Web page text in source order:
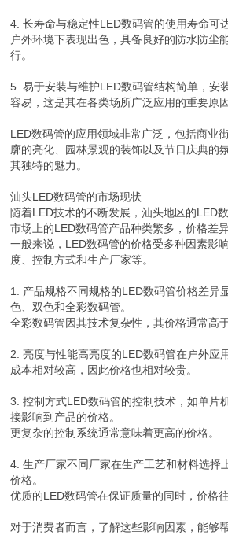
4. 长寿命与稳定性LED数码管的使用寿命可
户外环境下表现出色，具备良好的防水防尘
行。
5. 易于安装与维护LED数码管结构简单，安
容易，这是其在各类场所广泛应用的重要原因
LED数码管的应用领域非常广泛，包括商业
廓的亮化、园林景观的装饰以及节日庆典的
其独特的魅力。
汕头LED数码管的市场现状
随着LED技术的不断发展，汕头地区的LED
市场上的LED数码管产品种类繁多，价格差异
一般来说，LED数码管的价格受多种因素影
度、控制方式和生产厂家等。
1. 产品规格不同规格的LED数码管价格差异
色、双色和全彩数码管。
全彩数码管因其技术复杂性，其价格通常高
2. 亮度与性能高亮度的LED数码管在户外应
成本相对较高，因此价格也相对较贵。
3. 控制方式LED数码管的控制技术，如单片
接影响到产品的价格。
更复杂的控制系统通常意味着更高的价格。
4. 生产厂家不同厂家在生产工艺和材料选择
价格。
优质的LED数码管在保证质量的同时，价格
对于消费者而言，了解这些影响因素，能够